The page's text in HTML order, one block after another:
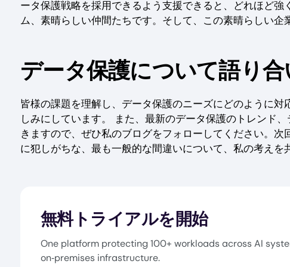
ータ保護戦略を採用できるよう支援できると、どれほど
ム、素晴らしい仲間たちです。そして、この素晴らしい企
データ保護について語り合
皆様の課題を理解し、データ保護のニーズにどのように
しみにしています。 また、最新のデータ保護のトレンド
きますので、ぜひ私のブログをフォローしてください。
に犯しがちな、最も一般的な間違いについて、私の考えを
無料トライアルを開始
One platform protecting 100+ workloads across AI
on‑premises infrastructure.